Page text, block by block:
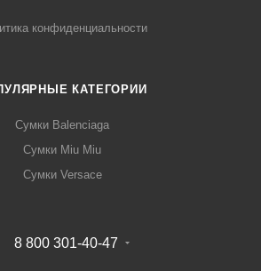
конфиденциальности
КАТЕГОРИИ
Сумки Balenciaga
Сумки Miu Miu
Сумки Versace
8 800 301-40-47